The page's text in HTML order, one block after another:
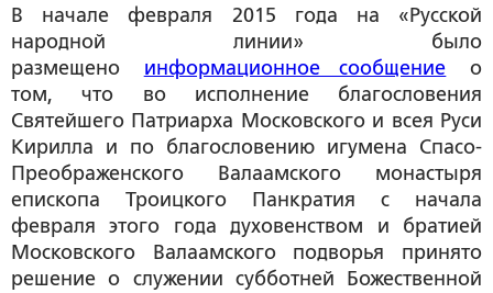
В начале февраля 2015 года на «Русской
народной линии» было
размещено информационное сообщение о
том, что во исполнение благословения
Святейшего Патриарха Московского и всея Руси
Кирилла и по благословению игумена Спасо-
Преображенского Валаамского монастыря
епископа Троицкого Панкратия с начала
февраля этого года духовенством и братией
Московского Валаамского подворья принято
решение о служении субботней Божественной